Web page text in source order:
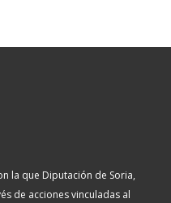
la que Diputación de Soria,
de acciones vinculadas al